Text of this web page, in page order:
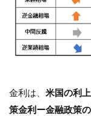
金利は、 米国の利
策金利ー金融政策